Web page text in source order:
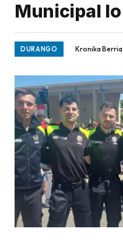
Municipal lo
DURANGO Kronika Berria